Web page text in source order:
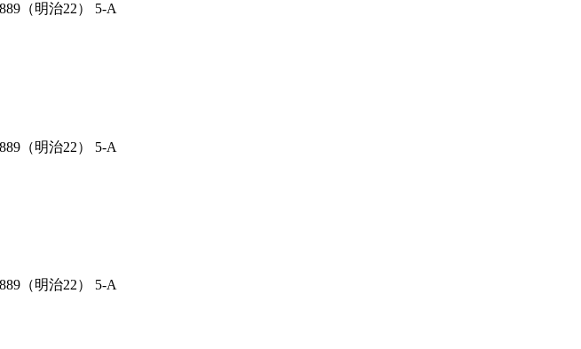
（明治22） 5-A
（明治22） 5-A
（明治22） 5-A